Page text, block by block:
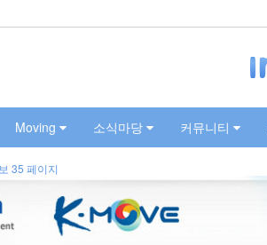
Moving 소식마당 커뮤니티
35 페이지